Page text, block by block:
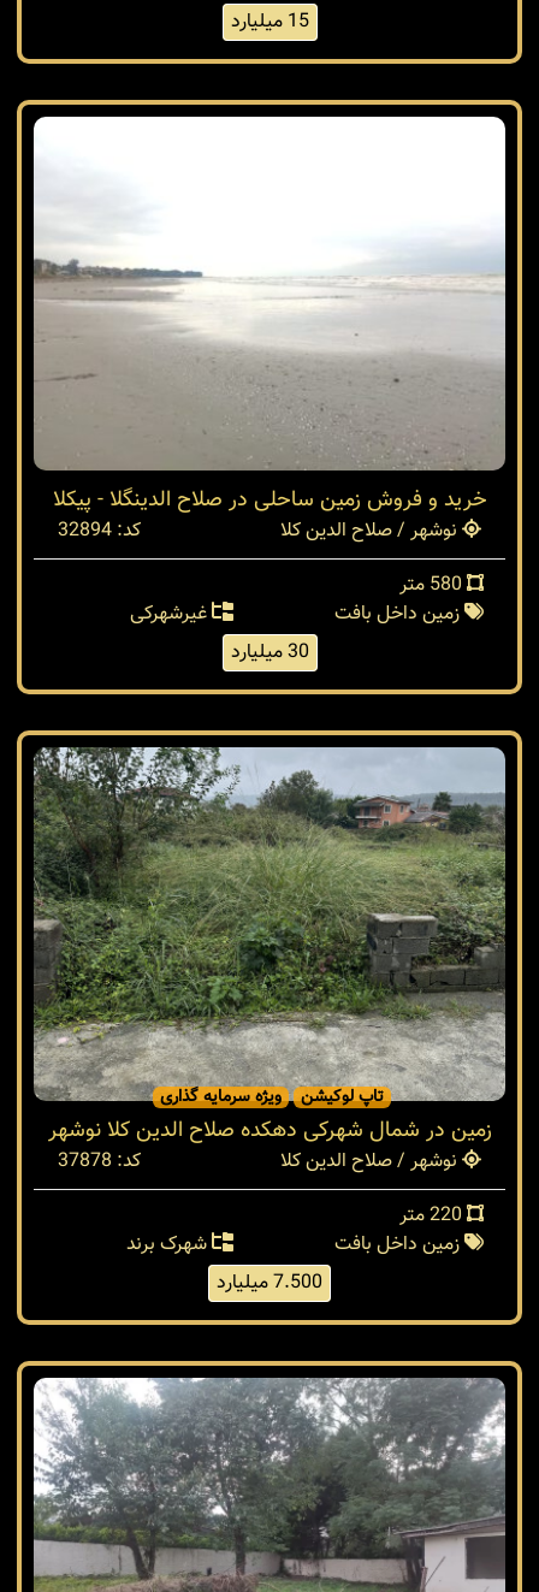
15 میلیارد
خرید و فروش زمین ساحلی در صلاح الدینگلا - پیکلا
نوشهر / صلاح الدین کلا
کد: 32894
زمین داخل بافت
غیرشهرکی
30 میلیارد
تاپ لوکیشن ویژه سرمایه گذاری
زمین در شمال شهرکی دهکده صلاح الدین کلا نوشهر
نوشهر / صلاح الدین کلا
کد: 37878
زمین داخل بافت
شهرک برند
7.500 میلیارد